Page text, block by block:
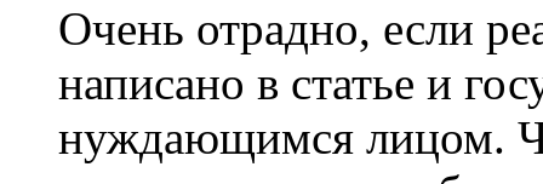
Очень отрадно, если
написано в статье и
нуждающимся лицом.